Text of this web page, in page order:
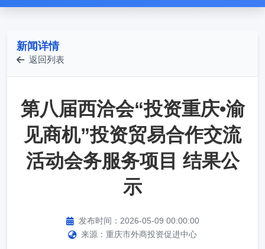
新闻详情
返回列表
第八届西洽会“投资重庆•渝
见商机”投资贸易合作交流
活动会务服务项目 结果公
示
发布时间：2026-05-09 00:00:00
来源：重庆市外商投资促进中心